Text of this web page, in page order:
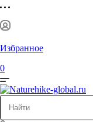
Избранное
0